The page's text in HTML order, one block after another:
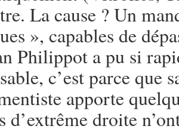
La cause ? Un
», capables de
Philippot a pu si
c’est parce que
apporte
d’extrême droite